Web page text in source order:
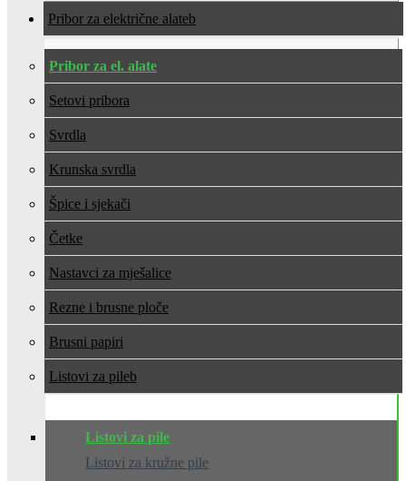
Pribor za električne alate
Pribor za el. alate
Setovi pribora
Svrdla
Krunska svrdla
Špice i sjekači
Četke
Nastavci za mješalice
Rezne i brusne ploče
Brusni papiri
Listovi za pile
Listovi za pile
Listovi za kružne pile